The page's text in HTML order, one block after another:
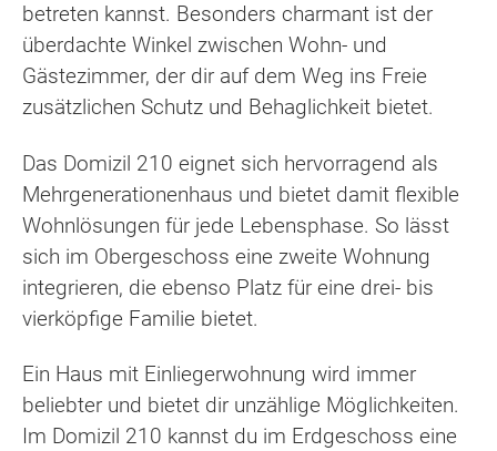
betreten kannst. Besonders charmant ist der
überdachte Winkel zwischen Wohn- und
Gästezimmer, der dir auf dem Weg ins Freie
zusätzlichen Schutz und Behaglichkeit bietet.
Das Domizil 210 eignet sich hervorragend als
Mehrgenerationenhaus und bietet damit flexible
Wohnlösungen für jede Lebensphase. So lässt
sich im Obergeschoss eine zweite Wohnung
integrieren, die ebenso Platz für eine drei- bis
vierköpfige Familie bietet.
Ein Haus mit Einliegerwohnung wird immer
beliebter und bietet dir unzählige Möglichkeiten.
Im Domizil 210 kannst du im Erdgeschoss eine